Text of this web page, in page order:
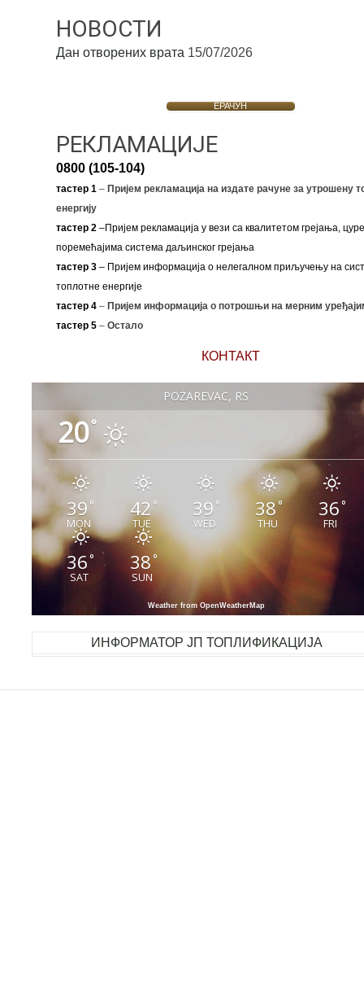
НОВОСТИ
Дан отворених врата 15/07/2026
ЕРАЧУН
РЕКЛАМАЦИЈЕ
0800 (105-104)
тастер 1–Пријем рекламација на издате рачуне за утрошену
енергију
тастер 2–Пријем рекламација у вези са квалитетом грејања,
поремећајима система даљинског грејања
тастер 3– Пријем информација о нелегалном приључењу на
топлотне енергије
тастер 4 – Пријем информација о потрошњи на мерним
тастер 5 – Остало
КОНТАКТ
POŽAREVAC, RS
20°
39°
MON
42°
TUE
39 °
WED
38°
THU
36°
FRI
36°
SAT
38°
SUN
Weather from OpenWeatherMap
ИНФОРМАТОР ЈП ТОПЛИФИКАЦИЈА